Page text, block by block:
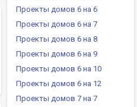
Проекты домов 6 на 6
Проекты домов 6 на 7
Проекты домов 6 на 8
Проекты домов 6 на 9
Проекты домов 6 на 10
Проекты домов 6 на 12
Проекты домов 7 на 7